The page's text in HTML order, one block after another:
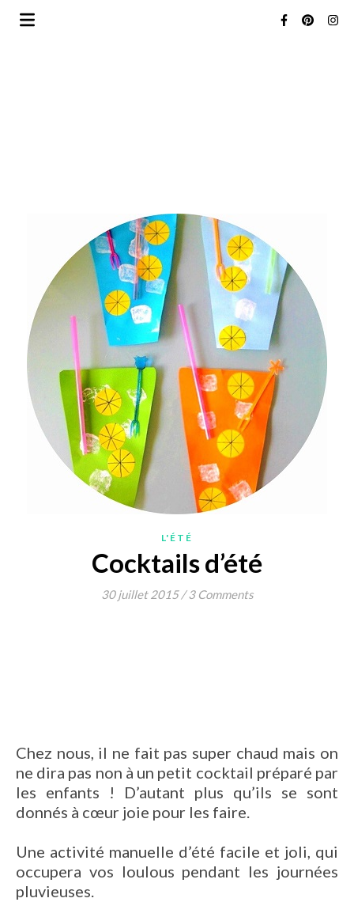
L'ÉTÉ
Cocktails d’été
30 juillet 2015 / 3 Comments
Chez nous, il ne fait pas super chaud mais on
ne dira pas non à un petit cocktail préparé par
les enfants ! D’autant plus qu’ils se sont
donnés à cœur joie pour les faire.
Une activité manuelle d’été facile et joli, qui
occupera vos loulous pendant les journées
pluvieuses.